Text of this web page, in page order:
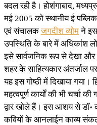
बदल रही है। होशंगाबाद,
मई 2005 को स्थानीय ई‍
एवं संचालकजगदीश व्योमने इस
उपस्थिति के बारे में अधिकांश
इसे सार्वजनिक रूप से देखा और
शहर के साहित्यकार अंतर्जाल
यह इस गोष्ठी में दिखाया गया।
महत्वपूर्ण कार्यों की भी चर्चा की
द्वार खोले हैं। इस आशय से डॉ॰
कवियों के आनलाईन काव्य